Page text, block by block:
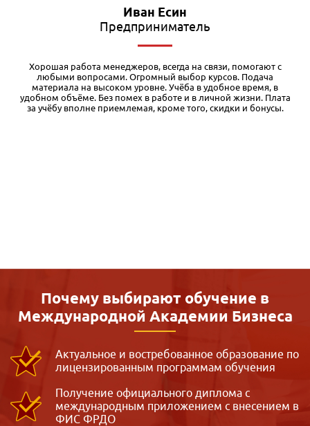
Олег Маслов
Редактор
Я обучался в различных дистанционных учебных заведениях, и
есть с чем сравнивать. Во-первых, у Международной академии
бизнеса очень качественные и основательные учебные
материалы. Кроме того, при регистрации на курс дается
бесплатный доступ к первому модулю, чего я вообще нигде не
Почему выбирают обучение в
Международной Академии Бизнеса
Актуальное и востребованное образование по
лицензированным программам обучения
Получение официального диплома с
международным приложением с внесением в
ФИС ФРДО